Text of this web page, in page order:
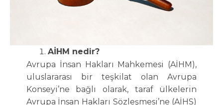
AİHM nedir?
Avrupa İnsan Hakları Mahkemesi (AİHM),
uluslararası bir teşkilat olan Avrupa
Konseyi’ne bağlı olarak, taraf ülkelerin
Avrupa İnsan Hakları Sözleşmesi’ne (AİHS)